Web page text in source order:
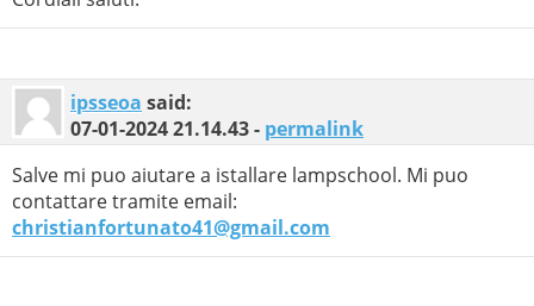
ipsseoa said:
07-01-202421.14.43- permalink
Salve mi puo aiutare a istallare lampschool. Mi puo
contattare tramite email:
christianfortunato41@gmail.com